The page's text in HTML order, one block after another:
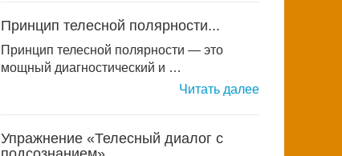
Принцип телесной полярности...
Принцип телесной полярности — это
мощный диагностический и …
Читать далее
Упражнение «Телесный диалог с